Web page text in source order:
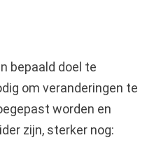
bepaald doel te
om veranderingen te
worden en
zijn, sterker nog: